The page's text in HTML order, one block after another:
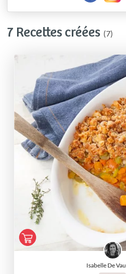
7 Recettes créées (7)
Isabelle De